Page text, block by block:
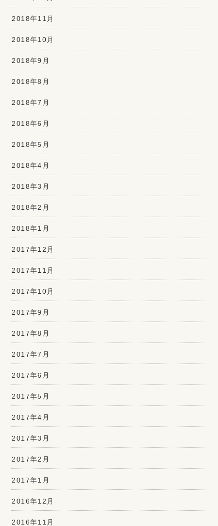
2018年11月
2018年10月
2018年9月
2018年8月
2018年7月
2018年6月
2018年5月
2018年4月
2018年3月
2018年2月
2018年1月
2017年12月
2017年11月
2017年10月
2017年9月
2017年8月
2017年7月
2017年6月
2017年5月
2017年4月
2017年3月
2017年2月
2017年1月
2016年12月
2016年11月